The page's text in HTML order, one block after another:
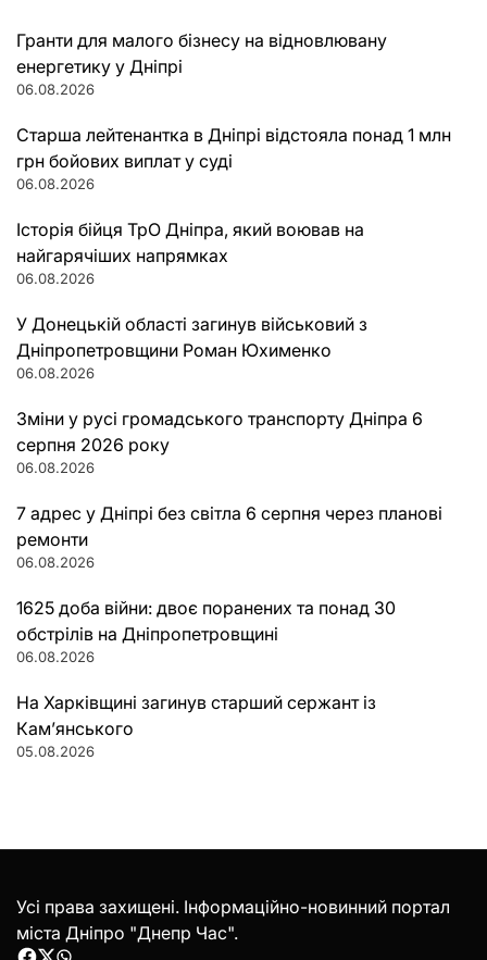
Гранти для малого бізнесу на відновлювану
енергетику у Дніпрі
06.08.2026
Старша лейтенантка в Дніпрі відстояла понад 1 млн
грн бойових виплат у суді
06.08.2026
Історія бійця ТрО Дніпра, який воював на
найгарячіших напрямках
06.08.2026
У Донецькій області загинув військовий з
Дніпропетровщини Роман Юхименко
06.08.2026
Зміни у русі громадського транспорту Дніпра 6
серпня 2026 року
06.08.2026
7 адрес у Дніпрі без світла 6 серпня через планові
ремонти
06.08.2026
1625 доба війни: двоє поранених та понад 30
обстрілів на Дніпропетровщині
06.08.2026
На Харківщині загинув старший сержант із
Кам’янського
05.08.2026
Усі права захищені. Інформаційно-новинний портал
міста Дніпро "Днепр Час".